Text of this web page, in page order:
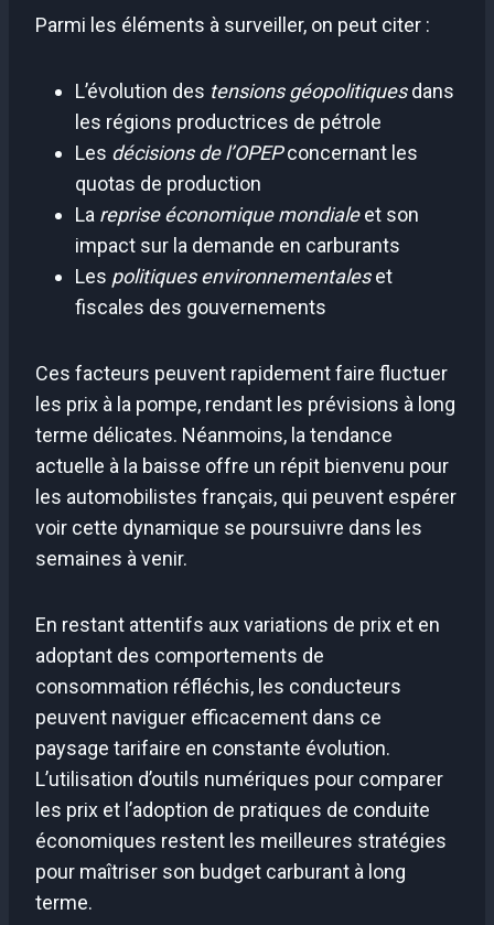
Parmi les éléments à surveiller, on peut citer :
L’évolution des tensions géopolitiquesdans
les régions productrices de pétrole
Les décisions de l’OPEPconcernant les
quotas de production
La reprise économique mondialeet son
impact sur la demande en carburants
Les politiques environnementaleset
fiscales des gouvernements
Ces facteurs peuvent rapidement faire fluctuer
les prix à la pompe, rendant les prévisions à long
terme délicates. Néanmoins, la tendance
actuelle à la baisse offre un répit bienvenu pour
les automobilistes français, qui peuvent espérer
voir cette dynamique se poursuivre dans les
semaines à venir.
En restant attentifs aux variations de prix et en
adoptant des comportements de
consommation réfléchis, les conducteurs
peuvent naviguer efficacement dans ce
paysage tarifaire en constante évolution.
L’utilisation d’outils numériques pour comparer
les prix et l’adoption de pratiques de conduite
économiques restent les meilleures stratégies
pour maîtriser son budget carburant à long
terme.